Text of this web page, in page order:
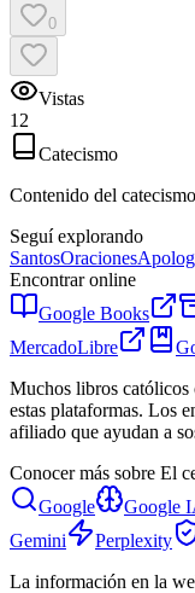
0
Vistas
12
Catecismo
Contenido del
Seguí explorando
SantosOraciones
Encontrar online
Google Books
MercadoLibre
Muchos libros católicos
estas plataformas. Los
afiliado que ayudan a
Conocer más sobre El
Google
Google
Gemini
Perplexity
La información en la